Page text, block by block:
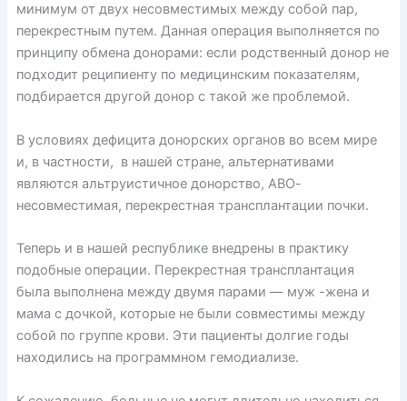
минимум от двух несовместимых между собой пар,
перекрестным путем. Данная операция выполняется по
принципу обмена донорами: если родственный донор не
подходит реципиенту по медицинским показателям,
подбирается другой донор с такой же проблемой.
В условиях дефицита донорских органов во всем мире
и, в частности, в нашей стране, альтернативами
являются альтруистичное донорство, АВО-
несовместимая, перекрестная трансплантации почки.
Теперь и в нашей республике внедрены в практику
подобные операции. Перекрестная трансплантация
была выполнена между двумя парами — муж -жена и
мама с дочкой, которые не были совместимы между
собой по группе крови. Эти пациенты долгие годы
находились на программном гемодиализе.